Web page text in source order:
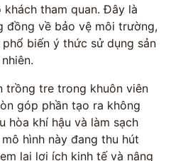
tham quan. Đây là
đồng về bảo vệ môi trường,
biến ý thức sử dụng sản
trồng tre trong khuôn viên
góp phần tạo ra không
hòa khí hậu và làm sạch
hình này đang thu hút
lại lợi ích kinh tế và nâng